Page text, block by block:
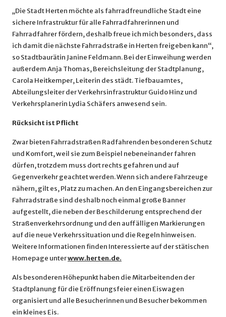
„Die Stadt Herten möchte als fahrradfreundliche Stadt eine
sichere Infrastruktur für alle Fahrradfahrerinnen und
Fahrradfahrer fördern, deshalb freue ich mich besonders, dass
ich damit die nächste Fahrradstraße in Herten freigeben kann“,
so Stadtbaurätin Janine Feldmann. Bei der Einweihung werden
außerdem Anja Thomas, Bereichsleitung der Stadtplanung,
Carola Heitkemper, Leiterin des städt. Tiefbauamtes,
Abteilungsleiter der Verkehrsinfrastruktur Guido Hinz und
Verkehrsplanerin Lydia Schäfers anwesend sein.
Rücksicht ist Pflicht
Zwar bieten Fahrradstraßen Radfahrenden besonderen Schutz
und Komfort, weil sie zum Beispiel nebeneinander fahren
dürfen, trotzdem muss dort rechts gefahren und auf
Gegenverkehr geachtet werden. Wenn sich andere Fahrzeuge
nähern, gilt es, Platz zu machen. An den Eingangsbereichen zur
Fahrradstraße sind deshalb noch einmal große Banner
aufgestellt, die neben der Beschilderung entsprechend der
Straßenverkehrsordnung und den auffälligen Markierungen
auf die neue Verkehrssituation und die Regeln hinweisen.
Weitere Informationen finden Interessierte auf der stätischen
Homepage unterwww.herten.de.
Als besonderen Höhepunkt haben die Mitarbeitenden der
Stadtplanung für die Eröffnungsfeier einen Eiswagen
organisiert und alle Besucherinnen und Besucher bekommen
ein kleines Eis.